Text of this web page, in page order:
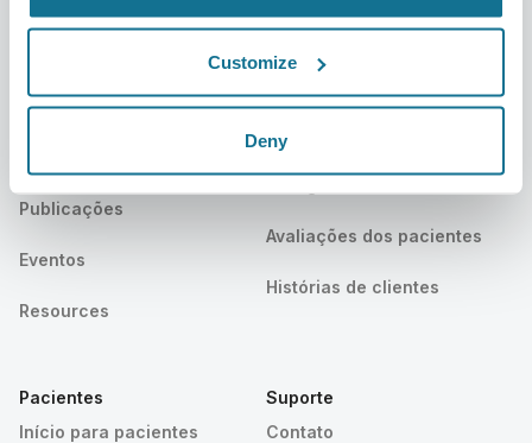
Customize
Deny
Empresa
Carreiras
Publicações
Eventos
Resources
Cirurgiões
Início para cirurgiões
Gestor de negócios 3D
Planos do cirurgião/da
Avaliações dos pacientes
Histórias de clientes
Pacientes
Início para pacientes
Suporte
Contato